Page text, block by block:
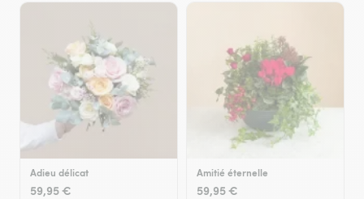
Adieu délicat
59,95 €
Amitié éternelle
59,95 €